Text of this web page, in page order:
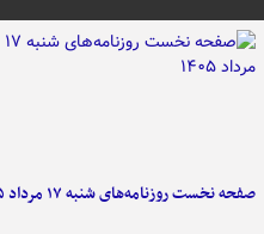
صفحه نخست روزنامه‌های شنبه ۱۷ مرداد ۱۴۰۵